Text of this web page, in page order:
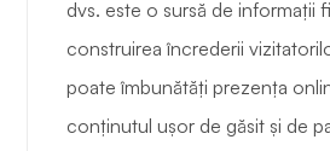
dvs. este o sursă de informații
construirea încrederii
poate îmbunătăți prezența
conținutul ușor de găsit și de